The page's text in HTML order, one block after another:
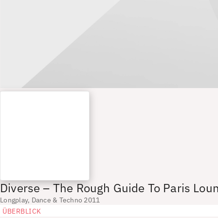
Diverse – The Rough Guide To Paris
Longplay, Dance & Techno 2011
ÜBERBLICK